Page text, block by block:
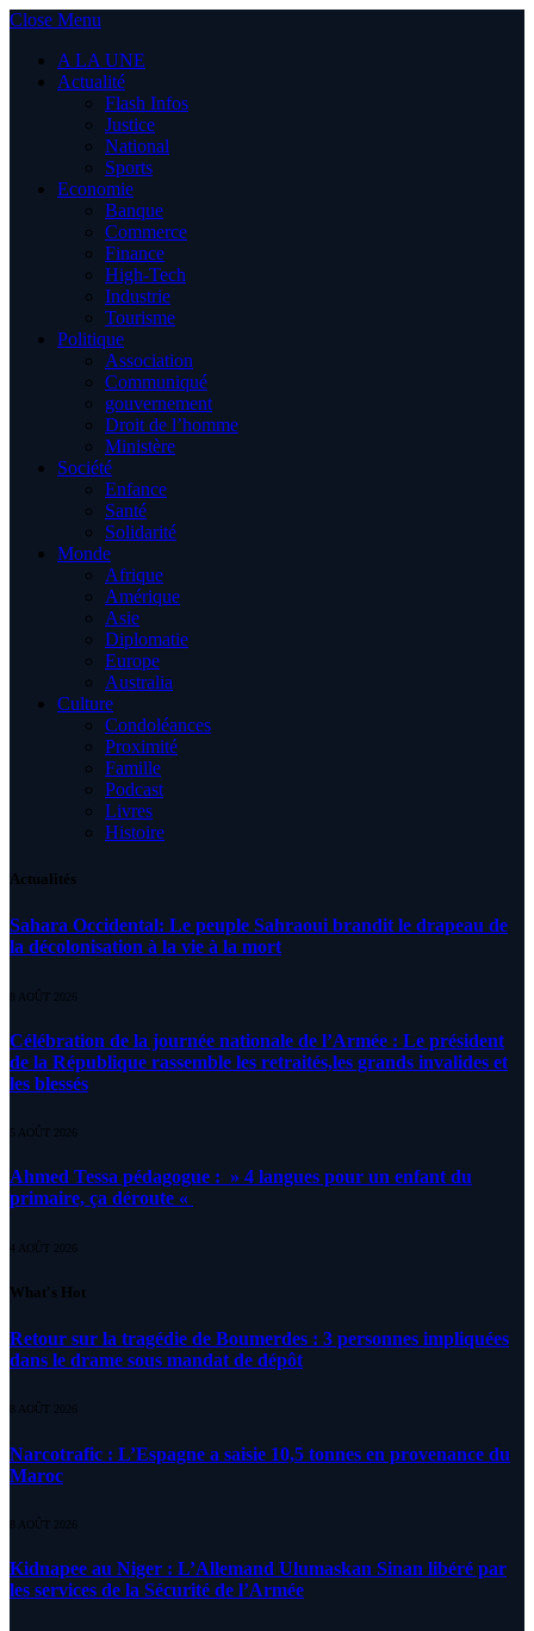
Close Menu
A LA UNE
Actualité
Flash Infos
Justice
National
Sports
Economie
Banque
Commerce
Finance
High-Tech
Industrie
Tourisme
Politique
Association
Communiqué
gouvernement
Droit de l’homme
Ministère
Société
Enfance
Santé
Solidarité
Monde
Afrique
Amérique
Asie
Diplomatie
Europe
Australia
Culture
Condoléances
Proximité
Famille
Podcast
Livres
Histoire
Actualités
Sahara Occidental: Le peuple Sahraoui brandit le drapeau de
la décolonisation à la vie à la mort
8 AOÛT 2026
Célébration de la journée nationale de l’Armée : Le président
de la République rassemble les retraités,les grands invalides et
les blessés
5 AOÛT 2026
Ahmed Tessa pédagogue : » 4 langues pour un enfant du
primaire, ça déroute «
4 AOÛT 2026
What's Hot
Retour sur la tragédie de Boumerdes : 3 personnes impliquées
dans le drame sous mandat de dépôt
8 AOÛT 2026
Narcotrafic : L’Espagne a saisie 10,5 tonnes en provenance du
Maroc
8 AOÛT 2026
Kidnapee au Niger : L’Allemand Ulumaskan Sinan libéré par
les services de la Sécurité de l’Armée